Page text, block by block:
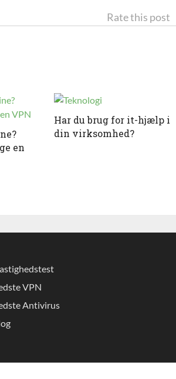
Rate this post
en
Har du brug for it-hjælp i
din virksomhed?
VPN
Antivirus